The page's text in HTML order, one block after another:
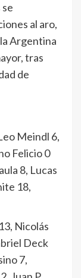
al aro,
Argentina
tras
de
Meindl 6,
Felicio 0
8, Lucas
18,
Nicolás
Deck
7,